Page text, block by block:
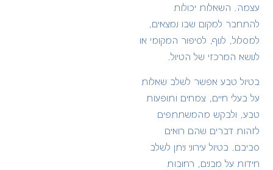
עצמה. השאלות יכולות
להתחבר למקום שבו נמצאים,
למסלול, לנוף, לסיפור המקומי או
לנושא המרכזי של הטיול.
בטיול טבע אפשר לשלב שאלות
על בעלי חיים, צמחים ותופעות
טבע, ולבקש מהמשתתפים
לזהות דברים שהם רואים
סביבם. בטיול עירוני ניתן לשלב
חידות על מבנים, רחובות